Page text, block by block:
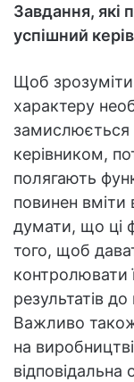
Завдання, які
успішний
Щоб зрозуміти,
характеру
замислюється
керівником,
полягають
повинен
думати, що ці
того, щоб
контролювати
результатів
Важливо
на